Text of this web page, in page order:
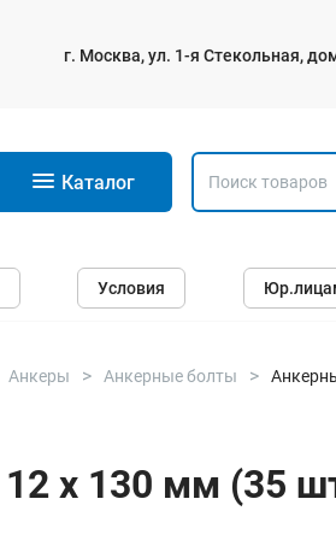
г. Москва, ул. 1-я Стекольная,
Каталог
Условия
Анкеры Анкерные болты
х 130 мм (35